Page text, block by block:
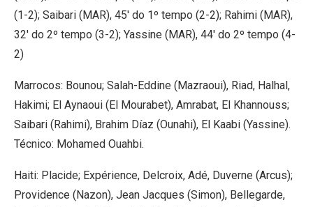
(1-2); Saibari (MAR), 45′ do 1º tempo (2-2); Rahimi (MAR),
32′ do 2º tempo (3-2); Yassine (MAR), 44′ do 2º tempo (4-
2)
Marrocos: Bounou; Salah-Eddine (Mazraoui), Riad, Halhal,
Hakimi; El Aynaoui (El Mourabet), Amrabat, El Khannouss;
Saibari (Rahimi), Brahim Díaz (Ounahi), El Kaabi (Yassine).
Técnico: Mohamed Ouahbi.
Haiti: Placide; Expérience, Delcroix, Adé, Duverne (Arcus);
Providence (Nazon), Jean Jacques (Simon), Bellegarde,